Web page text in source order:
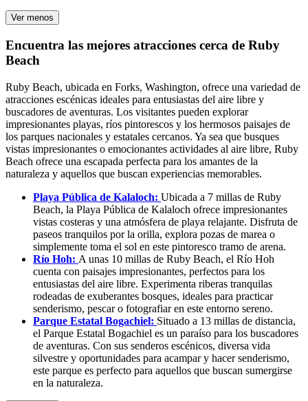
Ver menos
Encuentra las mejores atracciones cerca de Ruby
Beach
Ruby Beach, ubicada en Forks, Washington, ofrece una variedad de
atracciones escénicas ideales para entusiastas del aire libre y
buscadores de aventuras. Los visitantes pueden explorar
impresionantes playas, ríos pintorescos y los hermosos paisajes de
los parques nacionales y estatales cercanos. Ya sea que busques
vistas impresionantes o emocionantes actividades al aire libre, Ruby
Beach ofrece una escapada perfecta para los amantes de la
naturaleza y aquellos que buscan experiencias memorables.
Playa Pública de Kalaloch: Ubicada a 7 millas de Ruby
Beach, la Playa Pública de Kalaloch ofrece impresionantes
vistas costeras y una atmósfera de playa relajante. Disfruta de
paseos tranquilos por la orilla, explora pozas de marea o
simplemente toma el sol en este pintoresco tramo de arena.
Río Hoh: A unas 10 millas de Ruby Beach, el Río Hoh
cuenta con paisajes impresionantes, perfectos para los
entusiastas del aire libre. Experimenta riberas tranquilas
rodeadas de exuberantes bosques, ideales para practicar
senderismo, pescar o fotografiar en este entorno sereno.
Parque Estatal Bogachiel: Situado a 13 millas de distancia,
el Parque Estatal Bogachiel es un paraíso para los buscadores
de aventuras. Con sus senderos escénicos, diversa vida
silvestre y oportunidades para acampar y hacer senderismo,
este parque es perfecto para aquellos que buscan sumergirse
en la naturaleza.